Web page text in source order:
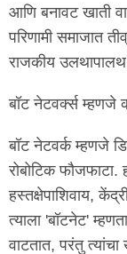
आणि बनावट खाती
परिणामी समाजात
राजकीय
बॉट नेटवर्क्स म्हणजे
बॉट नेटवर्क म्हणजे
रोबोटिक फौजफाटा.
हस्तक्षेपाशिवाय,
त्याला 'बॉटनेट'
वाटतात, परंतु त्यांचा